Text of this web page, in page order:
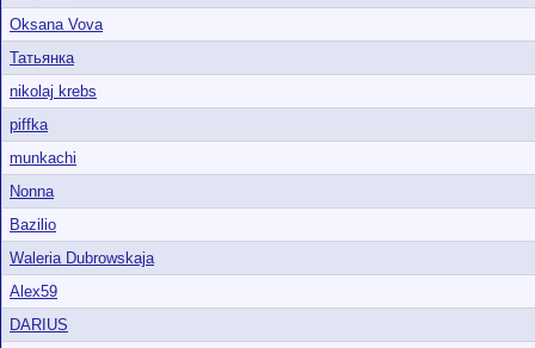
Oksana Vova
Татьянка
nikolaj krebs
piffka
munkachi
Nonna
Bazilio
Waleria Dubrowskaja
Alex59
DARIUS